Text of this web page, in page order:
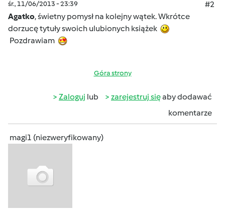
śr., 11/06/2013 - 23:39
#2
Agatko, świetny pomysł na kolejny wątek. Wkrótce
dorzucę tytuły swoich ulubionych książek
Pozdrawiam
Góra strony
Zaloguj lub zarejestruj sięaby dodawać
komentarze
magi1 (niezweryfikowany)